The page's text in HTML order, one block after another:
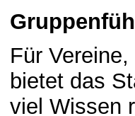
Für
bietet das
viel Wissen